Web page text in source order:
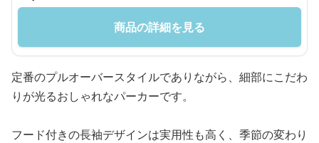
商品の詳細を見る
定番のプルオーバースタイルでありながら、細部にこだわ
りが光るおしゃれなパーカーです。
フード付きの長袖デザインは実用性も高く、季節の変わり